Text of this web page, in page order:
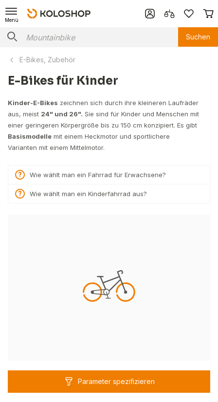
Menü
Suchen
E-Bikes, Zubehör
E-Bikes für Kinder
Kinder-E-Bikes zeichnen sich durch ihre kleineren Laufräder
aus, meist 24" und 26". Sie sind für Kinder und Menschen mit
einer geringeren Körpergröße bis zu 150 cm konzipiert. Es gibt
Basismodelle mit einem Heckmotor und sportlichere
Varianten mit einem Mittelmotor.
Wie wählt man ein Fahrrad für Erwachsene?
Wie wählt man ein Kinderfahrrad aus?
Parameter spezifizieren